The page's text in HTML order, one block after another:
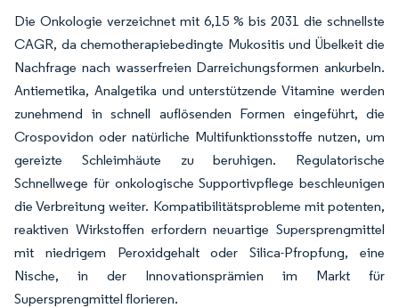
Die Onkologie verzeichnet mit 6,15 % bis 2031 die schnellste
CAGR, da chemotherapiebedingte Mukositis und Übelkeit die
Nachfrage nach wasserfreien Darreichungsformen ankurbeln.
Antiemetika, Analgetika und unterstützende Vitamine werden
zunehmend in schnell auflösenden Formen eingeführt, die
Crospovidon oder natürliche Multifunktionsstoffe nutzen, um
gereizte Schleimhäute zu beruhigen. Regulatorische
Schnellwege für onkologische Supportivpflege beschleunigen
die Verbreitung weiter. Kompatibilitätsprobleme mit potenten,
reaktiven Wirkstoffen erfordern neuartige Supersprengmittel
mit niedrigem Peroxidgehalt oder Silica-Pfropfung, eine
Nische, in der Innovationsprämien im Markt für
Supersprengmittel florieren.